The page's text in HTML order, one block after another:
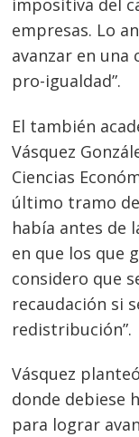
impositiva del
empresas. Lo
avanzar en una
pro-igualdad”.
El también
Vásquez
Ciencias
último tramo de
había antes de
en que los que
considero que
recaudación si
redistribución”.
Vásquez
donde debiese
para lograr